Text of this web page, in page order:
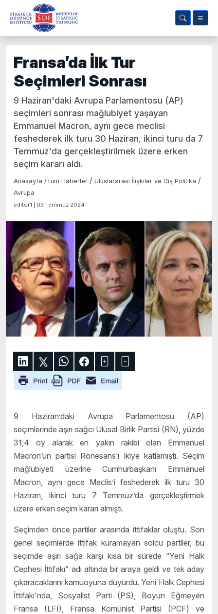
Fransa’da İlk Tur
Seçimleri Sonrası
9 Haziran'daki Avrupa Parlamentosu (AP)
seçimleri sonrası mağlubiyet yaşayan
Emmanuel Macron, aynı gece meclisi
feshederek ilk turu 30 Haziran, ikinci turu da 7
Temmuz'da gerçekleştirilmek üzere erken
seçim kararı aldı.
Anasayfa /Tüm Haberler / Uluslararası İlişkiler ve Dış Politika /
Avrupa
editör1 | 03 Temmuz 2024
9 Haziran’daki Avrupa Parlamentosu (AP)
seçimlerinde aşırı sağcı Ulusal Birlik Partisi (RN), yüzde
31,4 oy alarak en yakın rakibi olan Emmanuel
Macron’un partisi Rönesans’ı ikiye katlamıştı. Seçim
mağlubiyeti üzerine Cumhurbaşkanı Emmanuel
Macron, aynı gece Meclis’i feshederek ilk turu 30
Haziran, ikinci turu 7 Temmuz’da gerçekleştirmek
üzere erken seçim kararı almıştı.
Seçimden önce partiler arasında ittifaklar oluştu. Son
genel seçimlerde ittifak kuramayan solcu partiler, bu
seçimde aşırı sağa karşı kısa bir sürede “Yeni Halk
Cephesi İttifakı” adı altında bir araya geldi ve tek aday
çıkaracaklarını kamuoyuna duyurdu. Yeni Halk Cephesi
İttifakı'nda, Sosyalist Parti (PS), Boyun Eğmeyen
Fransa (LFI), Fransa Komünist Partisi (PCF) ve